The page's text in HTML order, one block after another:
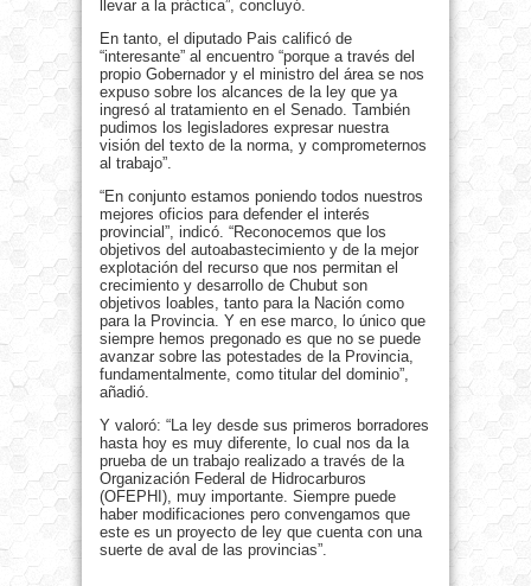
llevar a la práctica”, concluyó.
En tanto, el diputado Pais calificó de
“interesante” al encuentro “porque a través del
propio Gobernador y el ministro del área se nos
expuso sobre los alcances de la ley que ya
ingresó al tratamiento en el Senado. También
pudimos los legisladores expresar nuestra
visión del texto de la norma, y comprometernos
al trabajo”.
“En conjunto estamos poniendo todos nuestros
mejores oficios para defender el interés
provincial”, indicó. “Reconocemos que los
objetivos del autoabastecimiento y de la mejor
explotación del recurso que nos permitan el
crecimiento y desarrollo de Chubut son
objetivos loables, tanto para la Nación como
para la Provincia. Y en ese marco, lo único que
siempre hemos pregonado es que no se puede
avanzar sobre las potestades de la Provincia,
fundamentalmente, como titular del dominio”,
añadió.
Y valoró: “La ley desde sus primeros borradores
hasta hoy es muy diferente, lo cual nos da la
prueba de un trabajo realizado a través de la
Organización Federal de Hidrocarburos
(OFEPHI), muy importante. Siempre puede
haber modificaciones pero convengamos que
este es un proyecto de ley que cuenta con una
suerte de aval de las provincias”.